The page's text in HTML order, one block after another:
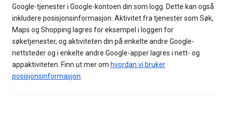
Google-tjenester i Google-kontoen din som logg. Dette kan også
inkludere posisjonsinformasjon. Aktivitet fra tjenester som Søk,
Maps og Shopping lagres for eksempel i loggen for
søketjenester, og aktiviteten din på enkelte andre Google-
nettsteder og i enkelte andre Google-apper lagres i nett- og
appaktiviteten. Finn ut mer om hvordan vi bruker
posisjonsinformasjon